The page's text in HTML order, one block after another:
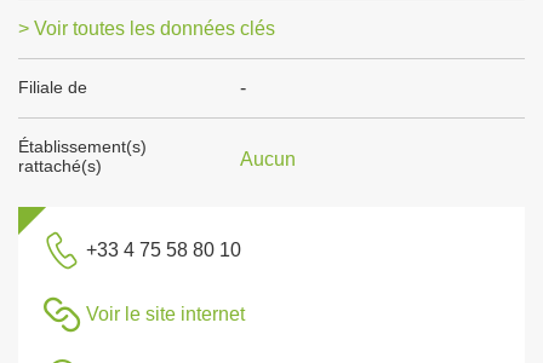
> Voir toutes les données clés
Filiale de -
Établissement(s)
rattaché(s)
Aucun
+33 4 75 58 80 10
Voir le site internet